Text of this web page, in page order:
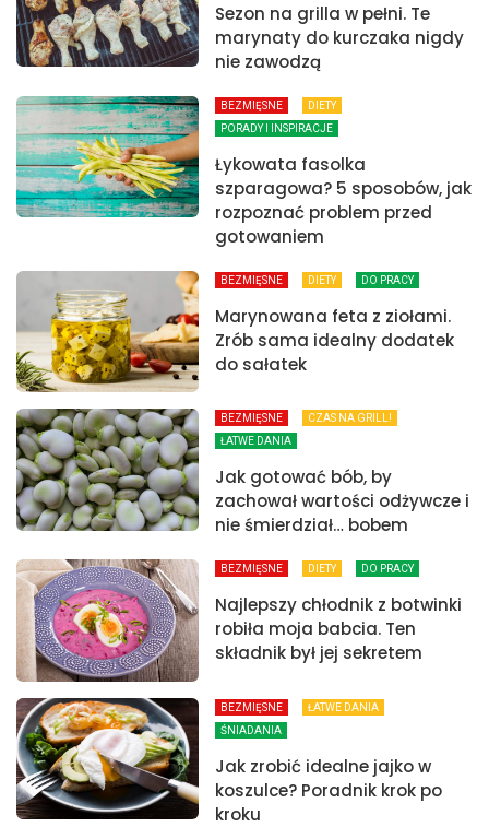
Sezon na grilla w pełni. Te
marynaty do kurczaka nigdy
nie zawodzą
BEZMIĘSNE
DIETY
PORADY I INSPIRACJE
Łykowata fasolka
szparagowa? 5 sposobów, jak
rozpoznać problem przed
gotowaniem
BEZMIĘSNE DIETY DO PRACY
Marynowana feta z ziołami.
Zrób sama idealny dodatek
do sałatek
BEZMIĘSNE
CZAS NA GRILL!
ŁATWE DANIA
Jak gotować bób, by
zachował wartości odżywcze i
nie śmierdział… bobem
BEZMIĘSNE DIETY DO PRACY
Najlepszy chłodnik z botwinki
robiła moja babcia. Ten
składnik był jej sekretem
BEZMIĘSNE
ŁATWE DANIA
ŚNIADANIA
Jak zrobić idealne jajko w
koszulce? Poradnik krok po
kroku